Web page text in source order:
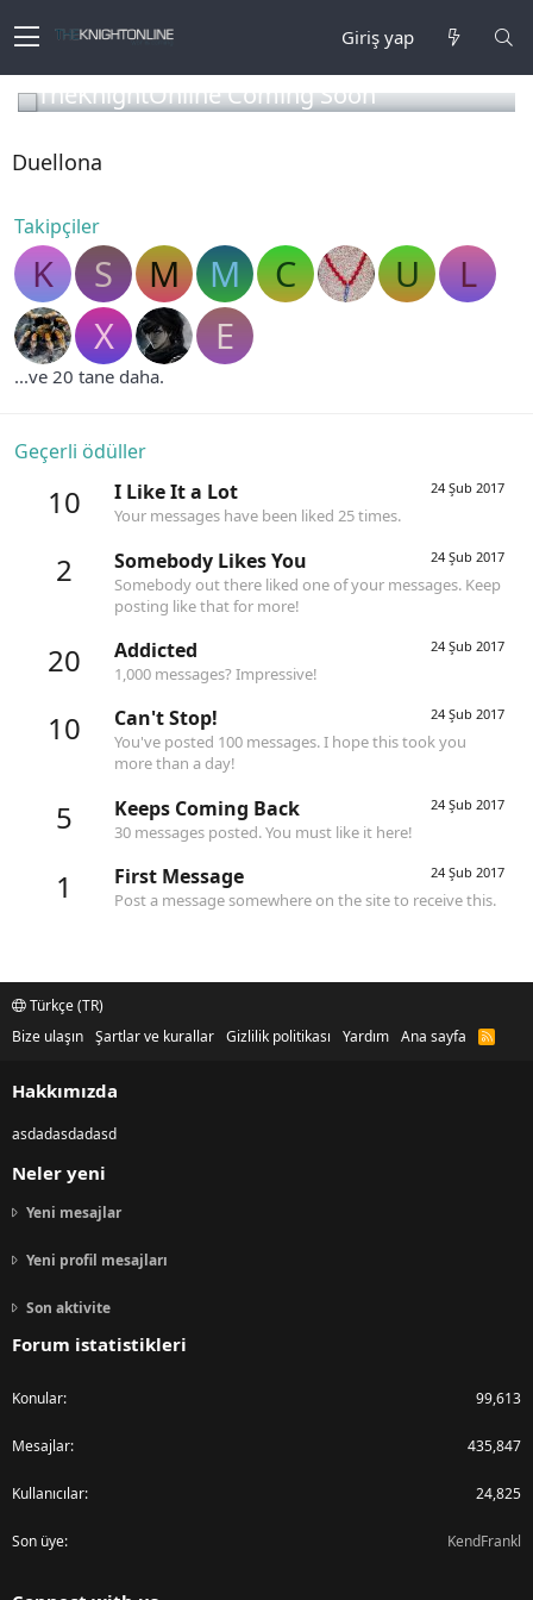
Giriş yap
TheKnightOnline Coming Soon
Duellona
Takipçiler
K S M M C U
L
X
E
...ve 20 tane daha.
Geçerli ödüller
10 24 Şub 2017
I Like It a Lot
Your messages have been liked 25 times.
2 24 Şub 2017
Somebody Likes You
Somebody out there liked one of your messages. Keep
posting like that for more!
20 24 Şub 2017
Addicted
1,000 messages? Impressive!
10 24 Şub 2017
Can't Stop!
You've posted 100 messages. I hope this took you
more than a day!
5 24 Şub 2017
Keeps Coming Back
30 messages posted. You must like it here!
1 24 Şub 2017
First Message
Post a message somewhere on the site to receive this.
Türkçe (TR)
Bize ulaşın Şartlar ve kurallar Gizlilik politikası Yardım Ana sayfa
R
Hakkımızda
asdadasdadasd
Neler yeni
Yeni mesajlar
Yeni profil mesajları
Son aktivite
Forum istatistikleri
Konular 99,613
Mesajlar 435,847
Kullanıcılar 24,825
Son üye KendFrankl